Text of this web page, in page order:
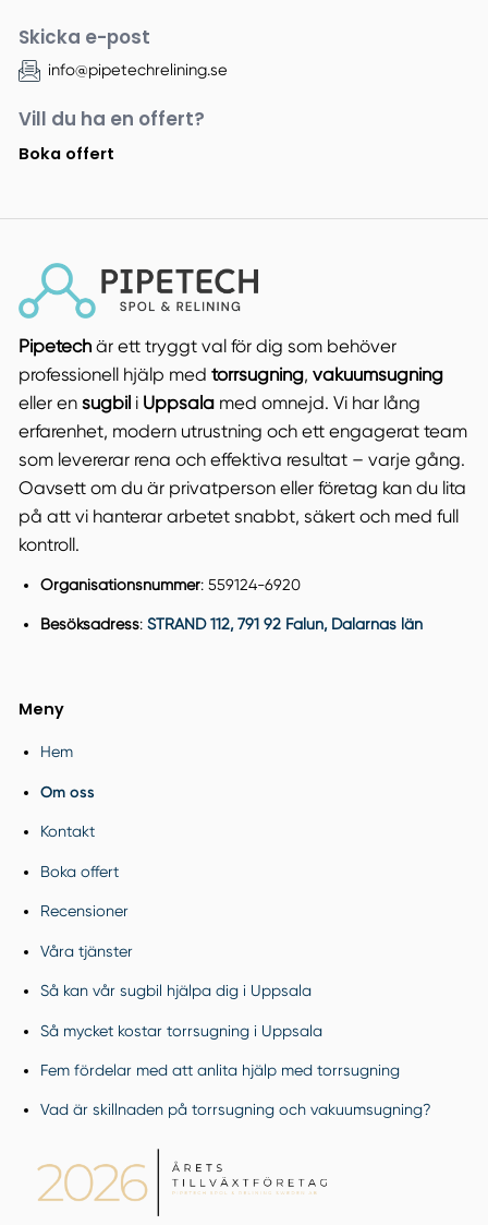
Skicka e-post
info@pipetechrelining.se
Vill du ha en offert?
Boka offert
Pipetechär ett tryggt val för dig som behöver
professionell hjälp med torrsugning, vakuumsugning
eller en sugbil i Uppsalamed omnejd. Vi har lång
erfarenhet, modern utrustning och ett engagerat team
som levererar rena och effektiva resultat – varje gång.
Oavsett om du är privatperson eller företag kan du lita
på att vi hanterar arbetet snabbt, säkert och med full
kontroll.
Organisationsnummer: 559124-6920
Besöksadress: STRAND 112, 791 92 Falun, Dalarnas län
Meny
Hem
Om oss
Kontakt
Boka offert
Recensioner
Våra tjänster
Så kan vår sugbil hjälpa dig i Uppsala
Så mycket kostar torrsugning i Uppsala
Fem fördelar med att anlita hjälp med torrsugning
Vad är skillnaden på torrsugning och vakuumsugning?